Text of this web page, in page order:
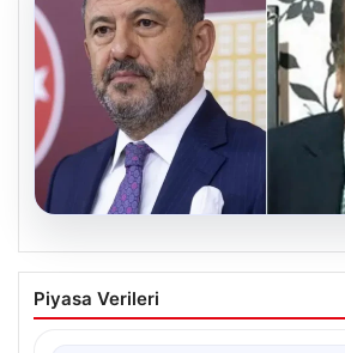
Veli Ağbaba’nın ağabeyi
tutuklandı
Piyasa Verileri